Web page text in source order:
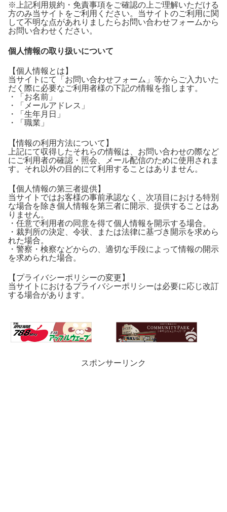
※上記利用規約・免責事項をご確認の上ご理解いただける
方のみ当サイトをご利用ください。当サイトのご利用に関
して不明な点があれりましたらお問い合わせフォームから
お問い合わせください。
個人情報の取り扱いについて
【個人情報とは】
当サイトにて「お問い合わせフォーム」等からご入力いた
だく際に必要なご利用者様の下記の情報を指します。
・「お名前」
・「メールアドレス」
・「生年月日」
・「職業」
【情報の利用方法について】
上記にて収得したそれらの情報は、お問い合わせの際など
にご利用者の確認・照会、メール配信のために使用されま
す。それ以外の目的にて利用することはありません。
【個人情報の第三者提供】
当サイトではお客様の事前承認なく、次項目における特別
な場合を除き個人情報を第三者に開示、提供することはあ
りません。
・任意で利用者の同意を得て個人情報を開示する場合。
・裁判所の決定、令状、または法律に基づき開示を求めら
れた場合。
・警察・検察などからの、適切な手段によって情報の開示
を求められた場合。
【プライバシーポリシーの変更】
当サイトにおけるプライバシーポリシーは必要に応じ改訂
する場合があります。
スポンサーリンク